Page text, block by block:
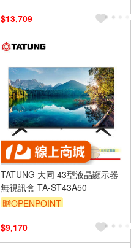
$13,709
TATUNG 大同 43型液晶顯示器
無視訊盒 TA-ST43A50
贈OPENPOINT
$9,170